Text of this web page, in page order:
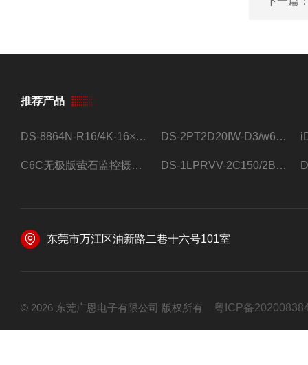
推荐产品
DS-8864N-R16/4K-16×4T/希捷16盘位录像机 DS-2PT2D20IW-D3/w64路高清硬盘录像机
C6C无极版萤石监控摄像头 DS-1LPRVV-2C150/2B监控室外夜视高清电源线护套线200米/卷
东莞市万江区油新路二巷十六号101室
© 2026 东莞广恩电子有限公司 版权所有 粤ICP备